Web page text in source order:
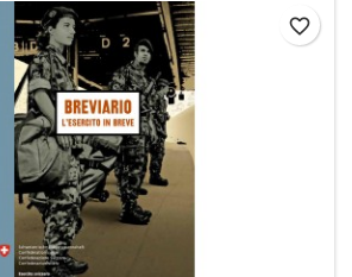
favorite_border